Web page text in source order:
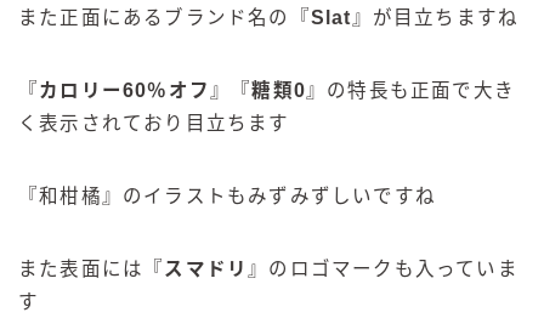
また正面にあるブランド名の『Slat 』が目立ちますね
『カロリー60％オフ 』『糖類0 』の特長も正面で大き
く表示されており目立ちます
『和柑橘』のイラストもみずみずしいですね
また表面には『 スマドリ 』のロゴマークも入っていま
す